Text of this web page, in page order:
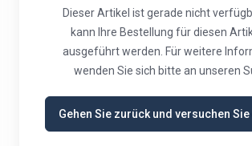
Dieser Artikel ist gerade nicht
kann Ihre Bestellung für diesen
ausgeführt werden. Für weitere
wenden Sie sich bitte an unseren
Gehen Sie zurück und versuchen